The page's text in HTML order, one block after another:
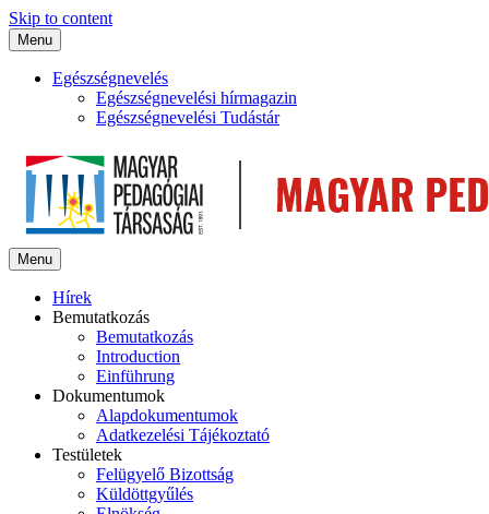
Skip to content
Menu
Egészségnevelés
Egészségnevelési hírmagazin
Egészségnevelési Tudástár
Menu
Hírek
Bemutatkozás
Bemutatkozás
Introduction
Einführung
Dokumentumok
Alapdokumentumok
Adatkezelési Tájékoztató
Testületek
Felügyelő Bizottság
Küldöttgyűlés